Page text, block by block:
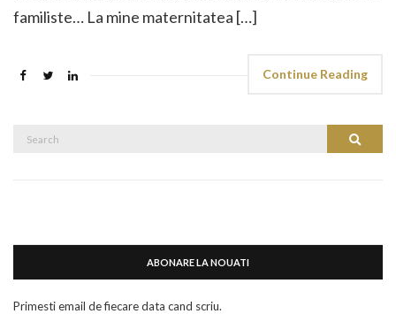
familiste… La mine maternitatea […]
Continue Reading
Search
ABONARE LA NOUATI
Primesti email de fiecare data cand scriu.